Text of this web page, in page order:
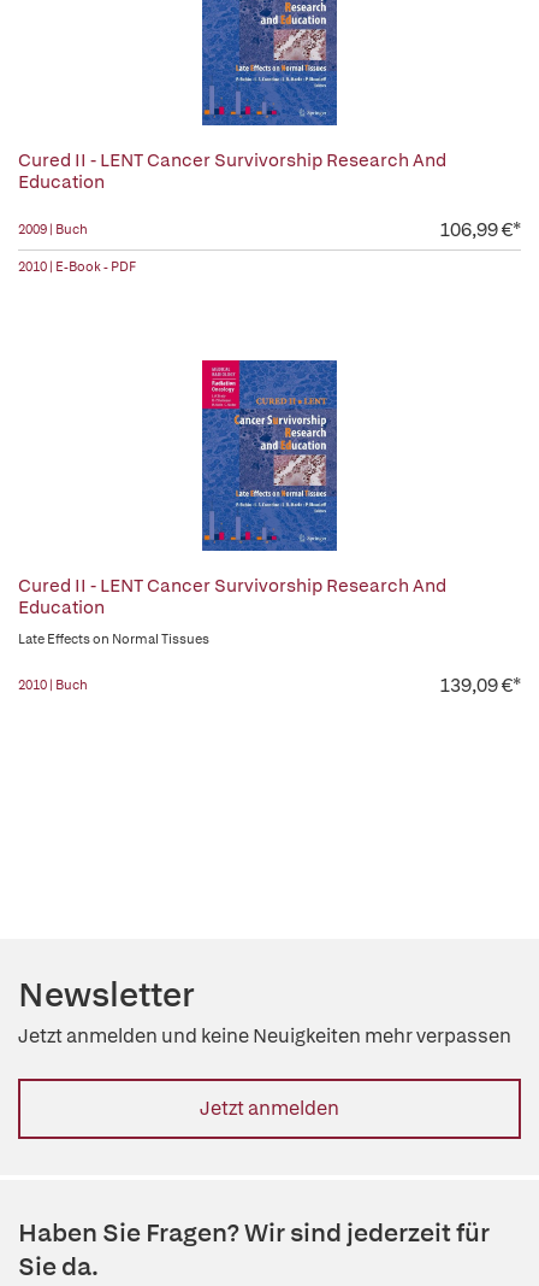
Cured II - LENT Cancer Survivorship Research And
Education
2009 | Buch 106,99 €*
2010 | E-Book - PDF
Cured II - LENT Cancer Survivorship Research And
Education
Late Effects on Normal Tissues
2010 | Buch 139,09 €*
Newsletter
Jetzt anmelden und keine Neuigkeiten mehr verpassen
Jetzt anmelden
Haben Sie Fragen? Wir sind jederzeit für
Sie da.